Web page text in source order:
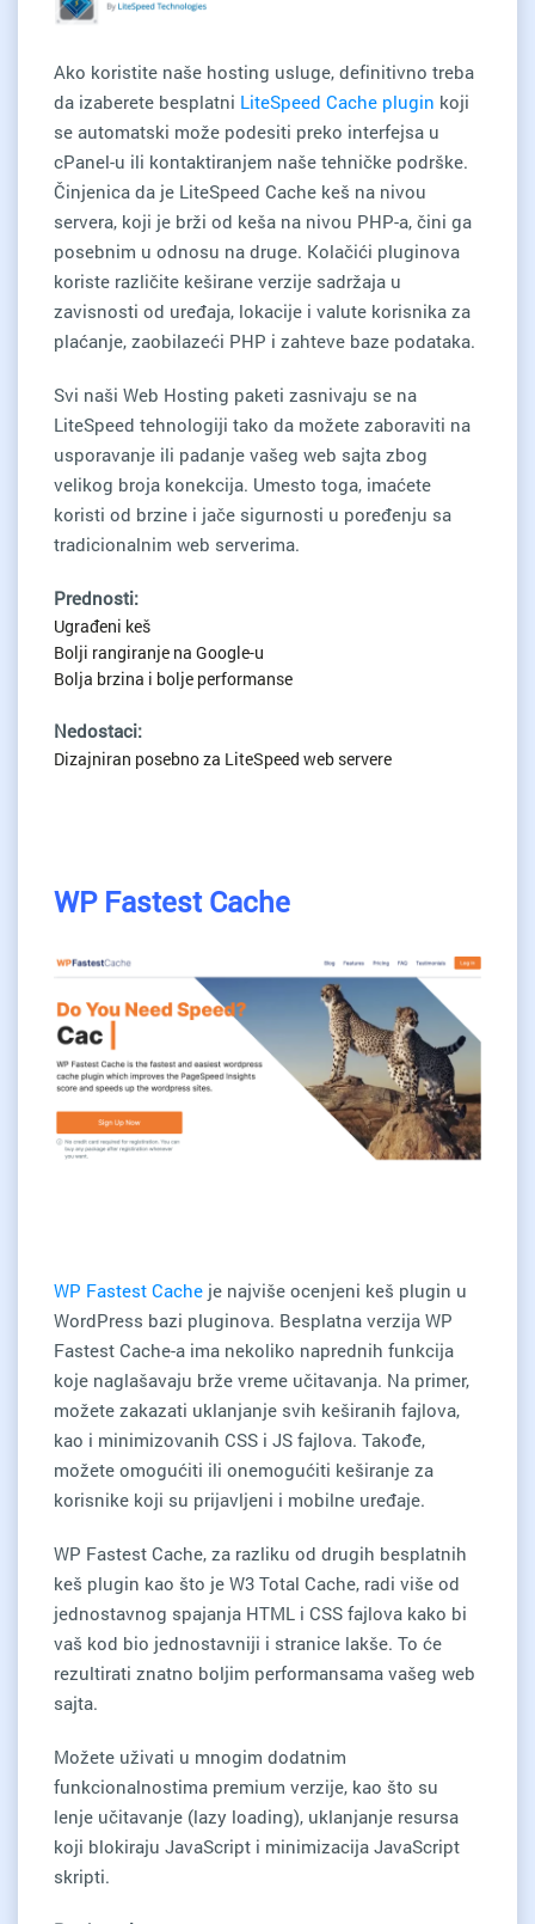
Ako koristite naše hosting usluge, definitivno treba
da izaberete besplatni LiteSpeed Cache plugin koji
se automatski može podesiti preko interfejsa u
cPanel-u ili kontaktiranjem naše tehničke podrške.
Činjenica da je LiteSpeed Cache keš na nivou
servera, koji je brži od keša na nivou PHP-a, čini ga
posebnim u odnosu na druge. Kolačići pluginova
koriste različite keširane verzije sadržaja u
zavisnosti od uređaja, lokacije i valute korisnika za
plaćanje, zaobilazeći PHP i zahteve baze podataka.
Svi naši Web Hosting paketi zasnivaju se na
LiteSpeed tehnologiji tako da možete zaboraviti na
usporavanje ili padanje vašeg web sajta zbog
velikog broja konekcija. Umesto toga, imaćete
koristi od brzine i jače sigurnosti u poređenju sa
tradicionalnim web serverima.
Prednosti:
Ugrađeni keš
Bolji rangiranje na Google-u
Bolja brzina i bolje performanse
Nedostaci:
Dizajniran posebno za LiteSpeed web servere
WP Fastest Cache
WP Fastest Cache je najviše ocenjeni keš plugin u
WordPress bazi pluginova. Besplatna verzija WP
Fastest Cache-a ima nekoliko naprednih funkcija
koje naglašavaju brže vreme učitavanja. Na primer,
možete zakazati uklanjanje svih keširanih fajlova,
kao i minimizovanih CSS i JS fajlova. Takođe,
možete omogućiti ili onemogućiti keširanje za
korisnike koji su prijavljeni i mobilne uređaje.
WP Fastest Cache, za razliku od drugih besplatnih
keš plugin kao što je W3 Total Cache, radi više od
jednostavnog spajanja HTML i CSS fajlova kako bi
vaš kod bio jednostavniji i stranice lakše. To će
rezultirati znatno boljim performansama vašeg web
sajta.
Možete uživati u mnogim dodatnim
funkcionalnostima premium verzije, kao što su
lenje učitavanje (lazy loading), uklanjanje resursa
koji blokiraju JavaScript i minimizacija JavaScript
skripti.